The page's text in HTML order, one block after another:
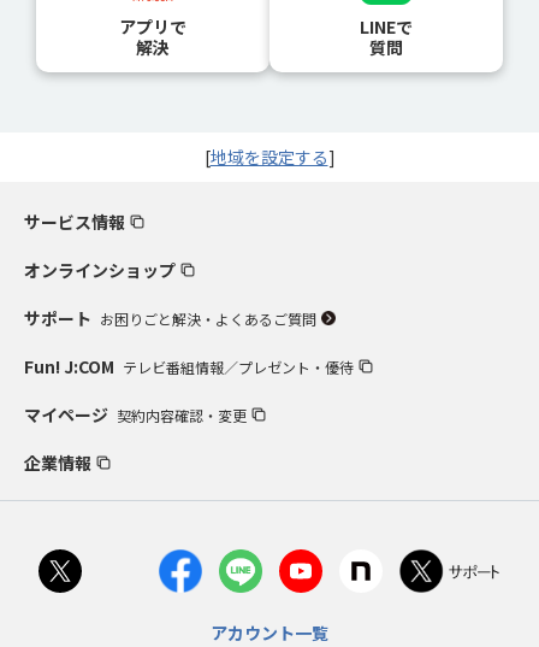
アプリで
解決
LINEで
質問
[地域を設定する]
サービス情報
オンラインショップ
サポート お困りごと解決・よくあるご質問
Fun! J:COM テレビ番組情報／プレゼント・優待
マイページ 契約内容確認・変更
企業情報
アカウント一覧